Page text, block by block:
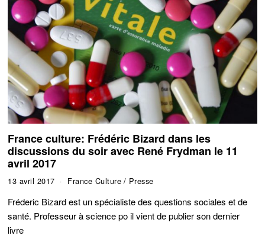
France culture: Frédéric Bizard dans les
discussions du soir avec René Frydman le 11
avril 2017
13 avril 2017 France Culture / Presse
Fréderic Bizard est un spécialiste des questions sociales et de
santé. Professeur à science po il vient de publier son dernier
livre